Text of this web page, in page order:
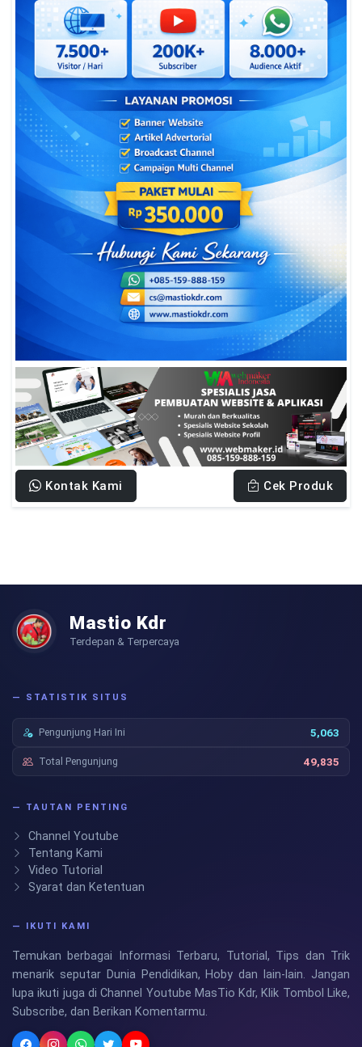
Kontak Kami Cek Produk
Mastio Kdr
Terdepan & Terpercaya
— STATISTIK SITUS
Pengunjung Hari Ini 5,063
Total Pengunjung 49,835
— TAUTAN PENTING
Channel Youtube
Tentang Kami
Video Tutorial
Syarat dan Ketentuan
— IKUTI KAMI
Temukan berbagai Informasi Terbaru, Tutorial, Tips dan Trik
menarik seputar Dunia Pendidikan, Hoby dan lain-lain. Jangan
lupa ikuti juga di Channel Youtube MasTio Kdr, Klik Tombol Like,
Subscribe, dan Berikan Komentarmu.